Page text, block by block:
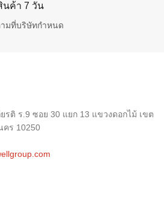
นค้า 7 วัน
ามที่บริษัทกำหนด
รติ ร.9 ซอย 30 แยก 13 แขวงดอกไม้ เขต
คร 10250